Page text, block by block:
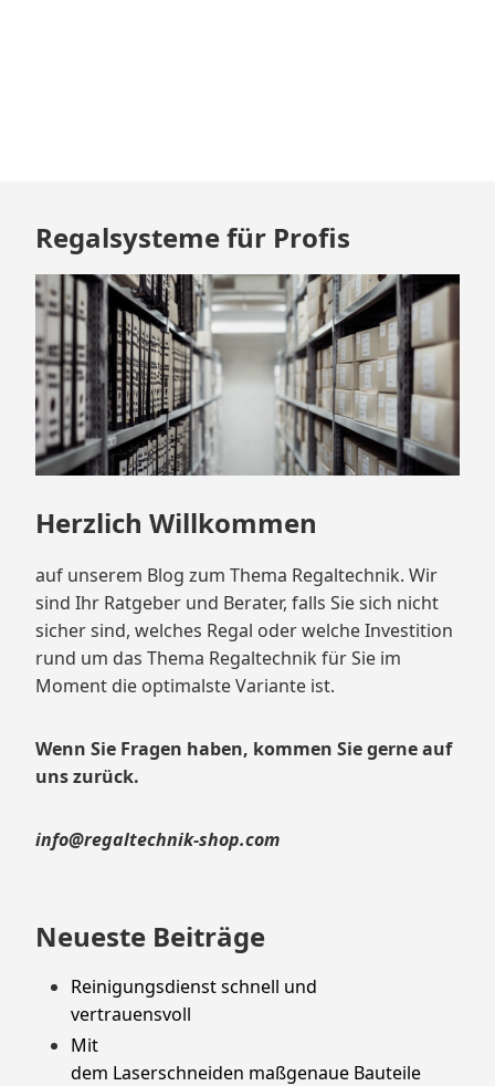
Zum
Footer
springen
Regalsysteme für Profis
Herzlich Willkommen
auf unserem Blog zum Thema Regaltechnik. Wir
sind Ihr Ratgeber und Berater, falls Sie sich nicht
sicher sind, welches Regal oder welche Investition
rund um das Thema Regaltechnik für Sie im
Moment die optimalste Variante ist.
Wenn Sie Fragen haben, kommen Sie gerne auf
uns zurück.
info@regaltechnik-shop.com
Neueste Beiträge
Reinigungsdienst schnell und
vertrauensvoll
Mit
dem Laserschneiden maßgenaue Bauteile